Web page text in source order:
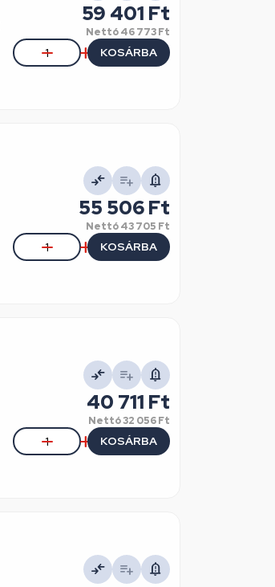
59 401 Ft
Nettó46 773 Ft
KOSÁRBA
55 506 Ft
Nettó43 705 Ft
KOSÁRBA
40 711 Ft
Nettó32 056 Ft
KOSÁRBA